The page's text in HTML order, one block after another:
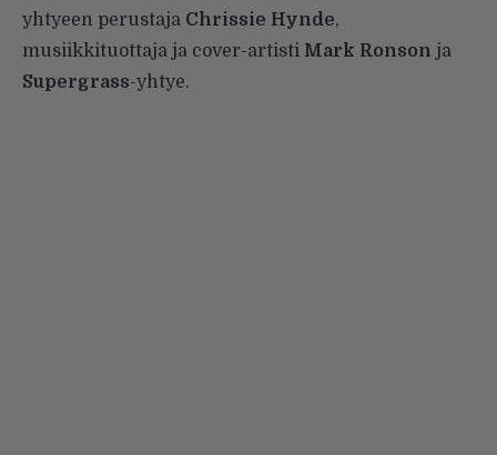
yhtyeen perustaja Chrissie Hynde,
musiikkituottaja ja cover-artisti Mark Ronson ja
Supergrass-yhtye.